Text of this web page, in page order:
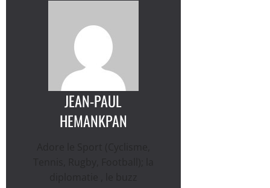
JEAN-PAUL
HEMANKPAN